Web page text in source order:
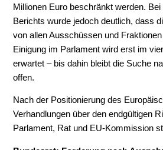
Millionen Euro beschränkt werden.
Berichts wurde jedoch deutlich, dass
von allen Ausschüssen und
Einigung im Parlament wird erst im
erwartet – bis dahin bleibt die Suche
offen.
Nach der Positionierung des
Verhandlungen über den endgültigen
Parlament, Rat und EU-Kommission